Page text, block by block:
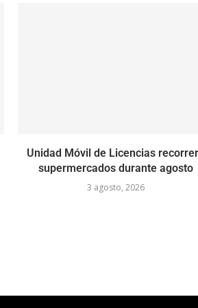
Unidad Móvil de Licencias
supermercados durante agosto
3 agosto, 2026